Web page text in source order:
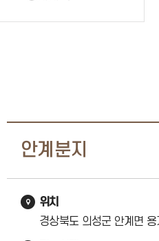
안계분지
위치
경상북도 의성군 안계면